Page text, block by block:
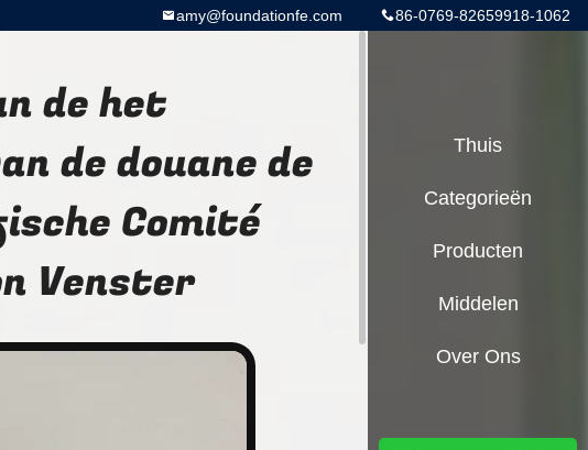
86-0769-82659918-1062
amy@foundationfe.com
de het
de douane de
Comité
Venster
Thuis
Categorieën
Producten
Middelen
Over Ons